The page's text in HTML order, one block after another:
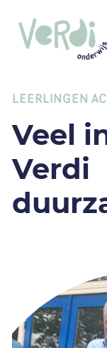
LEERLINGEN
Veel
Verdi